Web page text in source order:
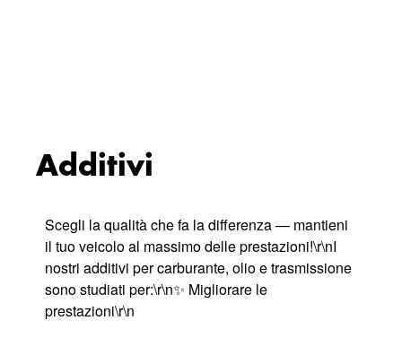
Additivi
Scegli la qualità che fa la differenza — mantieni
il tuo veicolo al massimo delle prestazioni!\r\nI
nostri additivi per carburante, olio e trasmissione
sono studiati per:\r\n✨ Migliorare le
prestazioni\r\n